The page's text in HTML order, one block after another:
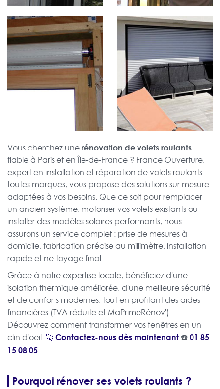
Vous cherchez unerénovation de volets roulants
fiable à Paris et en Île-de-France ? France Ouverture,
expert en installation et réparation de volets roulants
toutes marques, vous propose des solutions sur mesure
adaptées à vos besoins. Que ce soit pour remplacer
un ancien système, motoriser vos volets existants ou
installer des modèles solaires performants, nous
assurons un service complet : prise de mesures à
domicile, fabrication précise au millimètre, installation
rapide et nettoyage final.
Grâce à notre expertise locale, bénéficiez d'une
isolation thermique améliorée, d'une meilleure sécurité
et de conforts modernes, tout en profitant des aides
financières (TVA réduite et MaPrimeRénov').
Découvrez comment transformer vos fenêtres en un
clin d'oeil. 🚀 Contactez-nous dès maintenant ☎️01 85
15 08 05.
Pourquoi rénover ses volets roulants ?